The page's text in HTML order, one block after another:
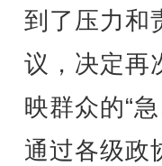
到了压力和
议，决定再
映群众的“
通过各级政